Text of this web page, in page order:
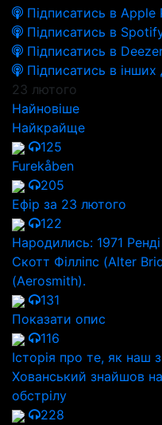
Підписатись в Apple
Підписатись в
Підписатись в
Підписатись в інших
23 лютого
Найновіше
Найкрайще
125
Furekåben
205
Ефір за 23 лютого
122
Народились: 1971
Скотт Філліпс (Alter
(Aerosmith).
131
Показати опис
116
Історія про те, як наш
Хованський знайшов
обстрілу
228